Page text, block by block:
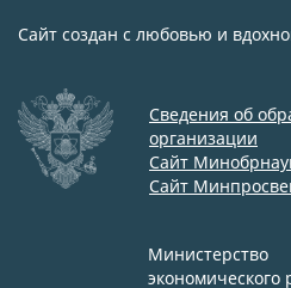
Сайт создан с любовью и
Сведения об
организации
Сайт
Сайт
Министерство
экономического